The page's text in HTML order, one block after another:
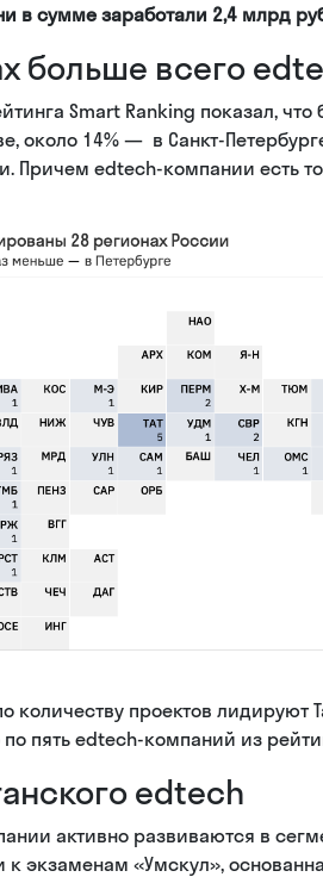
в сумме заработали 2,4 млрд
больше всего
Smart Ranking показал, что
около 14% — в Санкт-
Причем edtech-компании есть
количеству проектов лидируют
пять edtech-компаний из
edtech
активно развиваются в
экзаменам «Умскул»,